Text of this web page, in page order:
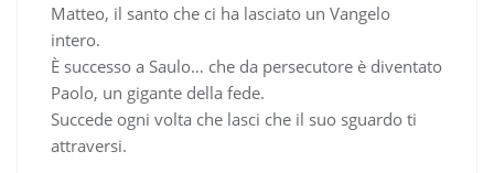
Matteo, il santo che ci ha lasciato un Vangelo
intero.
È successo a Saulo… che da persecutore è diventato
Paolo, un gigante della fede.
Succede ogni volta che lasci che il suo sguardo ti
attraversi.